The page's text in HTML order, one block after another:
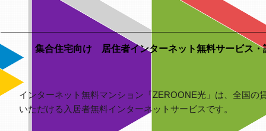
集合住宅向け 居住者インターネット無料サービス
インターネット無料マンション「ZEROONE光」は、全国の
いただける入居者無料インターネットサービスです。